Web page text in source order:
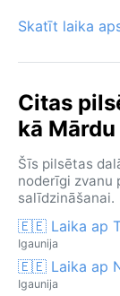
Skatīt laika
Citas
kā Mārdu
Šīs pilsētas
noderīgi zvanu
salīdzināšanai.
🇪🇪 Laika ap
Igaunija
🇪🇪 Laika ap
Igaunija